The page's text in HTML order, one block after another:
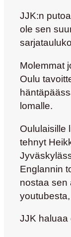
JJK:n
ole sen
Molemmat
Oulu
lomalle.
Oululaisille
tehnyt
Englannin
nostaa sen
JJK haluaa